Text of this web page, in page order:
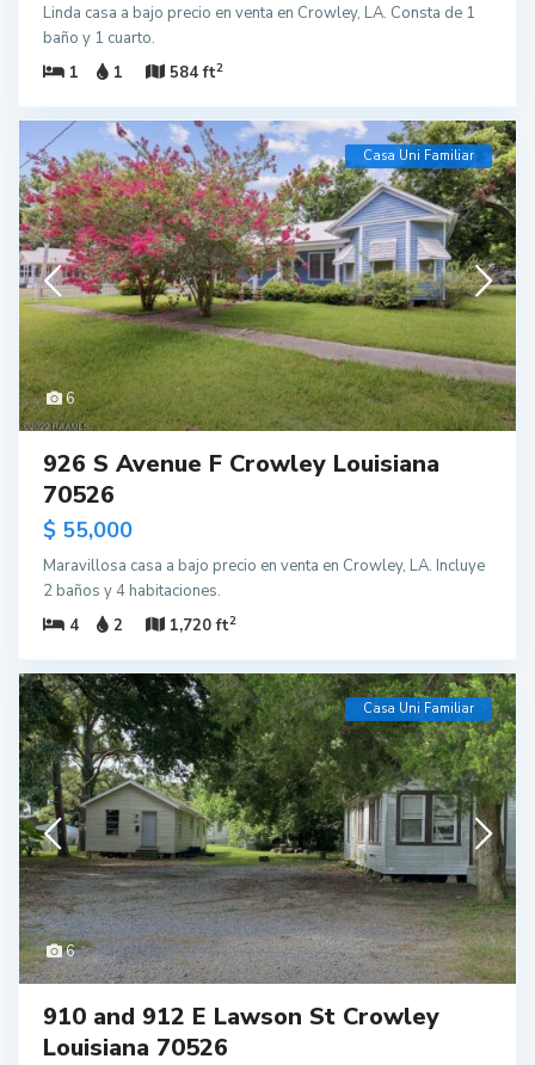
Linda casa a bajo precio en venta en Crowley, LA. Consta de 1
baño y 1 cuarto.
1
1 584 ft2
6
Casa Uni Familiar
926 S Avenue F Crowley Louisiana
70526
$ 55,000
Maravillosa casa a bajo precio en venta en Crowley, LA. Incluye
2 baños y 4 habitaciones.
4
2 1,720 ft2
6
Casa Uni Familiar
910 and 912 E Lawson St Crowley
Louisiana 70526